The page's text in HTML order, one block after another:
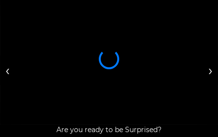
Are you ready to be Surprised?
‹ ›